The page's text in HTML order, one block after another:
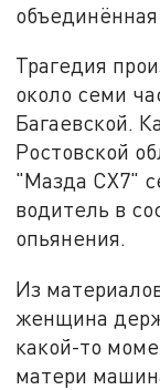
Трагедия
около семи
Багаевской.
Ростовской
"Мазда СХ7"
водитель в
опьянения.
Из
женщина
какой-то
матери